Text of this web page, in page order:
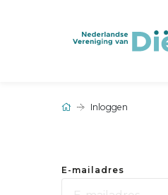
Inloggen
E-mailadres